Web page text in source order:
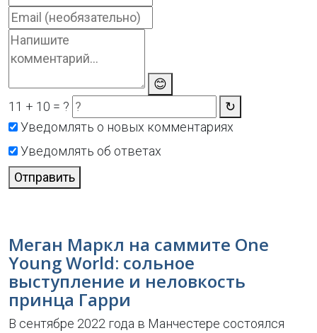
😊
11 + 10 = ?
↻
Уведомлять о новых комментариях
Уведомлять об ответах
Отправить
Меган Маркл на саммите One
Young World: сольное
выступление и неловкость
принца Гарри
В сентябре 2022 года в Манчестере состоялся